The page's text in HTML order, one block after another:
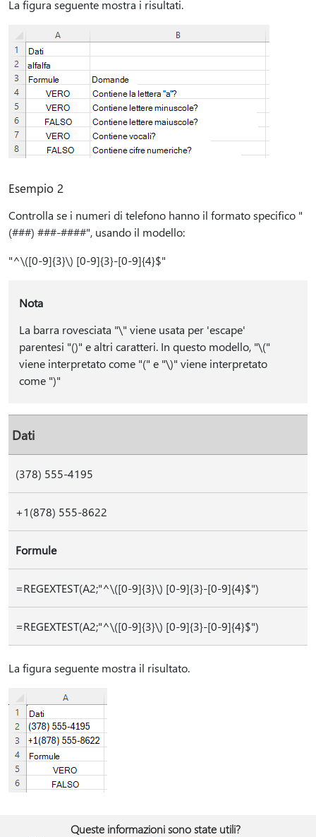
La figura seguente mostra i risultati.
Esempio 2
Controlla se i numeri di telefono hanno il formato specifico "
(###) ###-####", usando il modello:
"^\([0-9]{3}\) [0-9]{3}-[0-9]{4}$"
Nota
La barra rovesciata "\" viene usata per 'escape'
parentesi "()" e altri caratteri. In questo modello, "\("
viene interpretato come "(" e "\)" viene interpretato
come ")"
Dati
(378) 555-4195
+1(878) 555-8622
Formule
=REGEXTEST(A2;"^\([0-9]{3}\) [0-9]{3}-[0-9]{4}$")
=REGEXTEST(A2;"^\([0-9]{3}\) [0-9]{3}-[0-9]{4}$")
La figura seguente mostra il risultato.
Queste informazioni sono state utili?